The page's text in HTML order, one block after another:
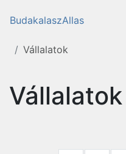
BudakalaszAllas
Vállalatok
Vállalatok